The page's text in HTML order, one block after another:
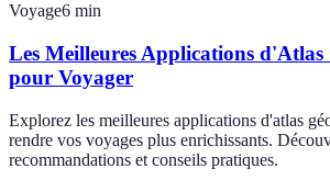
Voyage6 min
Les Meilleures Applications d'Atlas
pour Voyager
Explorez les meilleures applications d'atlas
rendre vos voyages plus enrichissants.
recommandations et conseils pratiques.